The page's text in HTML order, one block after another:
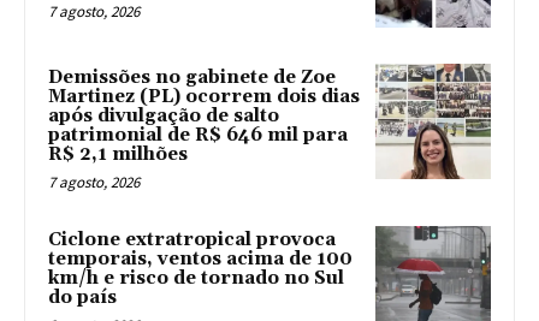
7 agosto, 2026
Demissões no gabinete de Zoe
Martinez (PL) ocorrem dois dias
após divulgação de salto
patrimonial de R$ 646 mil para
R$ 2,1 milhões
7 agosto, 2026
Ciclone extratropical provoca
temporais, ventos acima de 100
km/h e risco de tornado no Sul
do país